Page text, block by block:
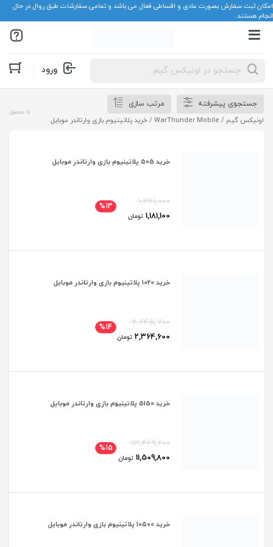
امکان ثبت سفارش بصورت عادی و اقساطی فعال می باشد و تمامی سفارشات طبق روال در حال
انجام هستند.
Products
search
ورود
جستجوی پیشرفته
مرتب سازی
اونیکس گیم /
WarThunder Mobile / خرید پلاتینیوم بازی وارتاندر موبایل
5 محصول
خرید 505 پلاتینیوم بازی وارتاندر موبایل
1,361,000
1,181,100 تومان
%13
خرید 1020 پلاتینیوم بازی وارتاندر موبایل
2,745,700
2,364,600 تومان
%14
خرید 5150 پلاتینیوم بازی وارتاندر موبایل
13,469,200
11,509,800 تومان
%15
خرید 10500 پلاتینیوم بازی وارتاندر موبایل